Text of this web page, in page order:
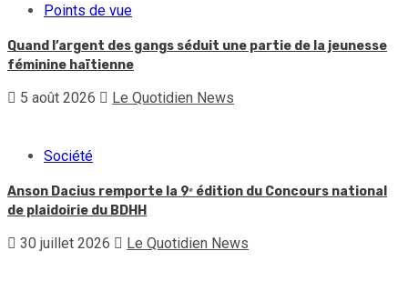
Points de vue
Quand l’argent des gangs séduit une partie de la jeunesse
féminine haïtienne
5 août 2026 Le Quotidien News
Société
Anson Dacius remporte la 9ᵉ édition du Concours national
de plaidoirie du BDHH
30 juillet 2026 Le Quotidien News